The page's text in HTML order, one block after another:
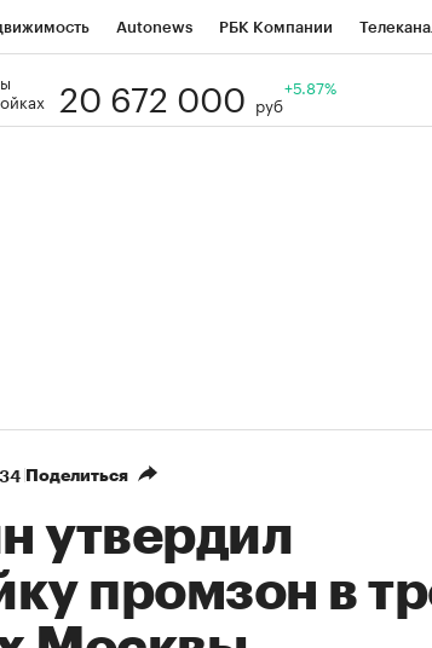
Autonews РБК Компании
Национальные проекты
20 672 000 руб
+5.87%
Поделиться
утвердил
промзон в